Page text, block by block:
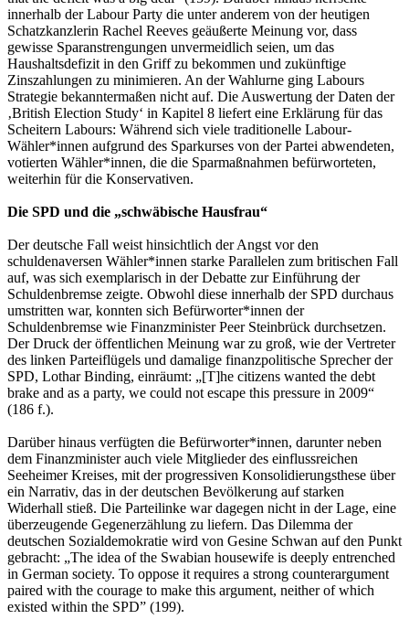
innerhalb der Labour Party die unter anderem von der heutigen
Schatzkanzlerin Rachel Reeves geäußerte Meinung vor, dass
gewisse Sparanstrengungen unvermeidlich seien, um das
Haushaltsdefizit in den Griff zu bekommen und zukünftige
Zinszahlungen zu minimieren. An der Wahlurne ging Labours
Strategie bekanntermaßen nicht auf. Die Auswertung der Daten der
‚British Election Study‘ in Kapitel 8 liefert eine Erklärung für das
Scheitern Labours: Während sich viele traditionelle Labour-
Wähler*innen aufgrund des Sparkurses von der Partei abwendeten,
votierten Wähler*innen, die die Sparmaßnahmen befürworteten,
weiterhin für die Konservativen.
Die SPD und die „schwäbische Hausfrau“
Der deutsche Fall weist hinsichtlich der Angst vor den
schuldenaversen Wähler*innen starke Parallelen zum britischen Fall
auf, was sich exemplarisch in der Debatte zur Einführung der
Schuldenbremse zeigte. Obwohl diese innerhalb der SPD durchaus
umstritten war, konnten sich Befürworter*innen der
Schuldenbremse wie Finanzminister Peer Steinbrück durchsetzen.
Der Druck der öffentlichen Meinung war zu groß, wie der Vertreter
des linken Parteiflügels und damalige finanzpolitische Sprecher der
SPD, Lothar Binding, einräumt: „[T]he citizens wanted the debt
brake and as a party, we could not escape this pressure in 2009“
(186 f.).
Darüber hinaus verfügten die Befürworter*innen, darunter neben
dem Finanzminister auch viele Mitglieder des einflussreichen
Seeheimer Kreises, mit der progressiven Konsolidierungsthese über
ein Narrativ, das in der deutschen Bevölkerung auf starken
Widerhall stieß. Die Parteilinke war dagegen nicht in der Lage, eine
überzeugende Gegenerzählung zu liefern. Das Dilemma der
deutschen Sozialdemokratie wird von Gesine Schwan auf den Punkt
gebracht: „The idea of the Swabian housewife is deeply entrenched
in German society. To oppose it requires a strong counterargument
paired with the courage to make this argument, neither of which
existed within the SPD” (199).